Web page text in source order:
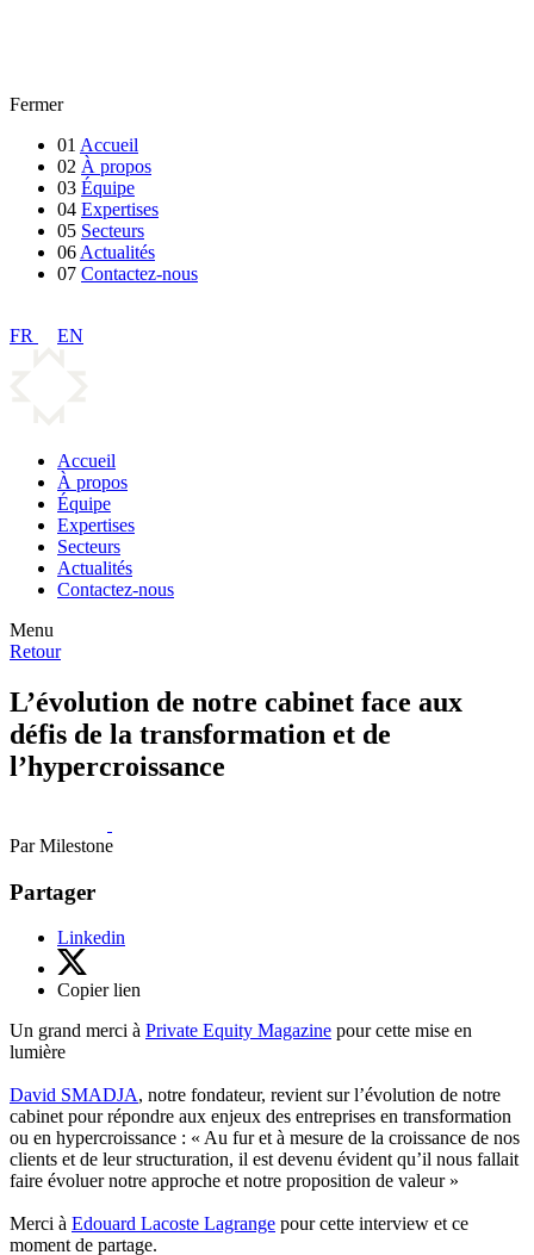
Fermer
01 Accueil
02 À propos
03 Équipe
04 Expertises
05 Secteurs
06 Actualités
07 Contactez-nous
FR EN
Accueil
À propos
Équipe
Expertises
Secteurs
Actualités
Contactez-nous
Menu
Retour
L’évolution de notre cabinet face aux
défis de la transformation et de
l’hypercroissance
Par Milestone
Partager
Linkedin
Copier lien
Un grand merci à Private Equity Magazine pour cette mise en
lumière
David SMADJA, notre fondateur, revient sur l’évolution de notre
cabinet pour répondre aux enjeux des entreprises en transformation
ou en hypercroissance : « Au fur et à mesure de la croissance de nos
clients et de leur structuration, il est devenu évident qu’il nous fallait
faire évoluer notre approche et notre proposition de valeur »
Merci à Edouard Lacoste Lagrange pour cette interview et ce
moment de partage.